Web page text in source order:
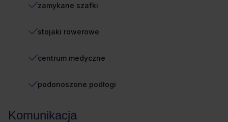
zamykane szafki
stojaki rowerowe
centrum medyczne
podonoszone podłogi
Komunikacja